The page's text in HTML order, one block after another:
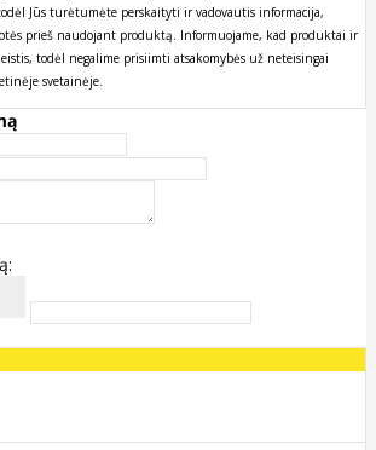
Jūs turėtumėte perskaityti ir vadovautis informacija,
prieš naudojant produktą. Informuojame, kad produktai ir
todėl negalime prisiimti atsakomybės už neteisingai
svetainėje.